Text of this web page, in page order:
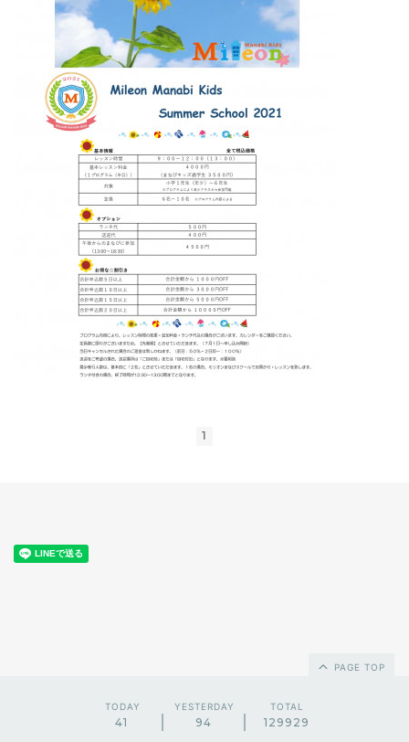
1
PAGE TOP
TODAY
41
YESTERDAY
94
TOTAL
129929